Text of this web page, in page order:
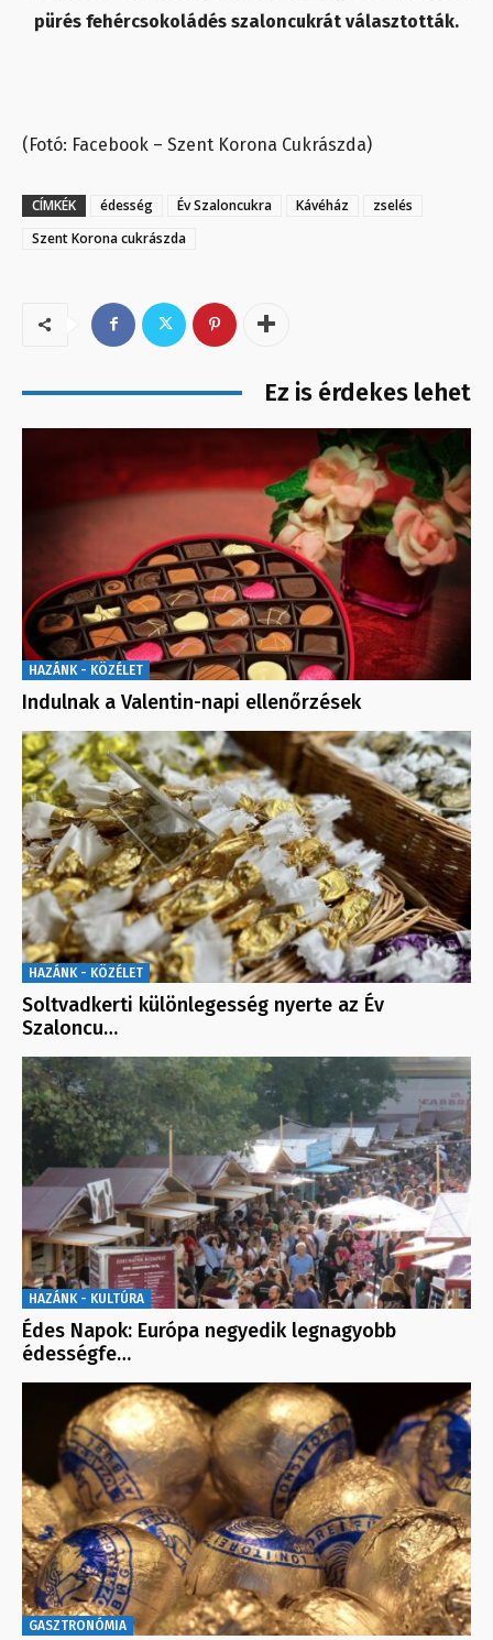
pürés fehércsokoládés szaloncukrát választották.
(Fotó: Facebook – Szent Korona Cukrászda)
CÍMKÉK édesség Év Szaloncukra Kávéház
zselés
Szent Korona cukrászda
Ez is érdekes lehet
HAZÁNK - KÖZÉLET
Indulnak a Valentin-napi ellenőrzések
HAZÁNK - KÖZÉLET
Soltvadkerti különlegesség nyerte az Év
Szaloncu…
HAZÁNK - KULTÚRA
Édes Napok: Európa negyedik legnagyobb
édességfe…
GASZTRONÓMIA